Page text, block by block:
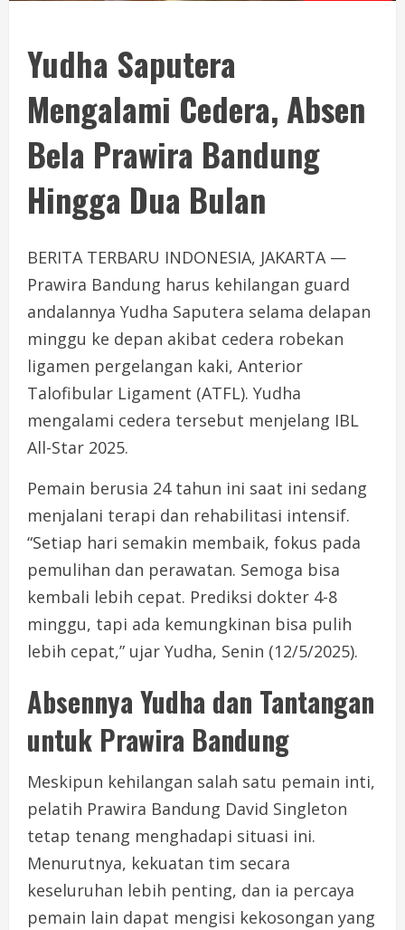
Yudha Saputera
Mengalami Cedera, Absen
Bela Prawira Bandung
Hingga Dua Bulan
BERITA TERBARU INDONESIA, JAKARTA —
Prawira Bandung harus kehilangan guard
andalannya Yudha Saputera selama delapan
minggu ke depan akibat cedera robekan
ligamen pergelangan kaki, Anterior
Talofibular Ligament (ATFL). Yudha
mengalami cedera tersebut menjelang IBL
All-Star 2025.
Pemain berusia 24 tahun ini saat ini sedang
menjalani terapi dan rehabilitasi intensif.
“Setiap hari semakin membaik, fokus pada
pemulihan dan perawatan. Semoga bisa
kembali lebih cepat. Prediksi dokter 4-8
minggu, tapi ada kemungkinan bisa pulih
lebih cepat,” ujar Yudha, Senin (12/5/2025).
Absennya Yudha dan Tantangan
untuk Prawira Bandung
Meskipun kehilangan salah satu pemain inti,
pelatih Prawira Bandung David Singleton
tetap tenang menghadapi situasi ini.
Menurutnya, kekuatan tim secara
keseluruhan lebih penting, dan ia percaya
pemain lain dapat mengisi kekosongan yang